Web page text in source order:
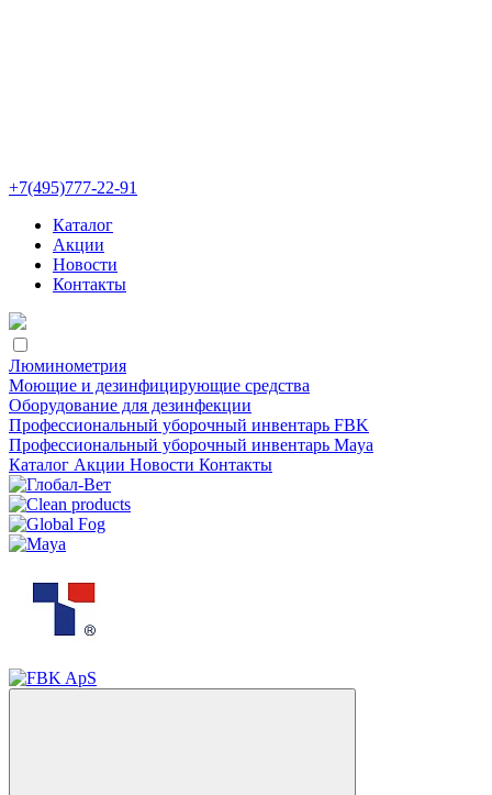
+7(495)777-22-91
Каталог
Акции
Новости
Контакты
Люминометрия
Моющие и дезинфицирующие средства
Оборудование для дезинфекции
Профессиональный уборочный инвентарь FBK
Профессиональный уборочный инвентарь Maya
Каталог Акции Новости Контакты